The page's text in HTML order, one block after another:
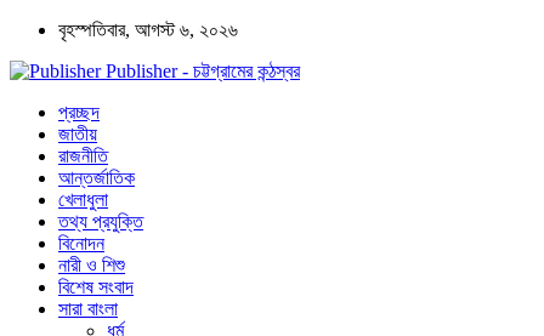
বৃহস্পতিবার, আগস্ট ৬, ২০২৬
Publisher - চট্টগ্রামের কন্ঠস্বর
প্রচ্ছদ
জাতীয়
রাজনীতি
আন্তর্জাতিক
খেলাধুলা
তথ্য প্রযুক্তি
বিনোদন
নারী ও শিশু
বিশেষ সংবাদ
সারা বাংলা
ধর্ম